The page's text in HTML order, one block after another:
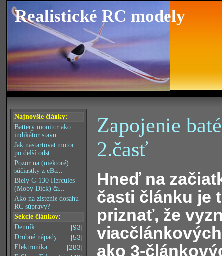
Realistické RC modely
Najnovšie články:
Battery monitor ako
indikátor stavu...
Jak nastartovat motor
po delší odst...
Pozor na (niektoré)
súčiastky z eBa...
Biely C-130 Hercules
(Moby Dick) ča...
Ako na zistenie dosahu
RC súpravy?
Sekcie článkov:
[93]
Denník
[53]
Drobné nápady
[283]
Elektronika
Zapojenie
2.časť
Hneď na
časti článku je
priznať, že
ako 3-